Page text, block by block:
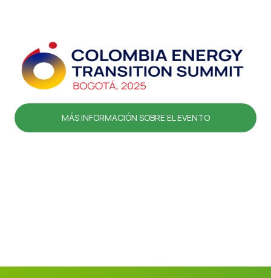
MÁS INFORMACIÓN SOBRE EL EVENTO